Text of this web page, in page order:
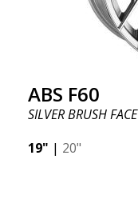
ABS F60
SILVER BRUSH FACE
19" | 20"